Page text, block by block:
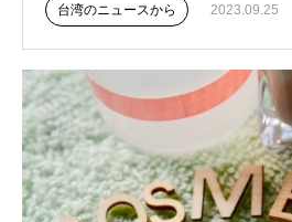
台湾のニュースから 2023.09.25